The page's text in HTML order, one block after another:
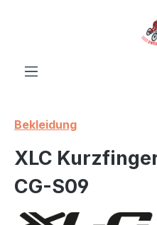
Bekleidung
XLC
CG-S09